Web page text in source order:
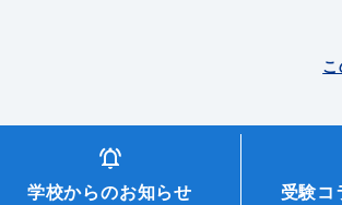
学校からのお知らせ 受験コ